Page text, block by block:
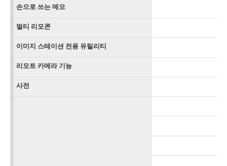
손으로 쓰는 메모
멀티 리모콘
이미지 스테이션 전용 유틸리티
리모트 카메라 기능
사전